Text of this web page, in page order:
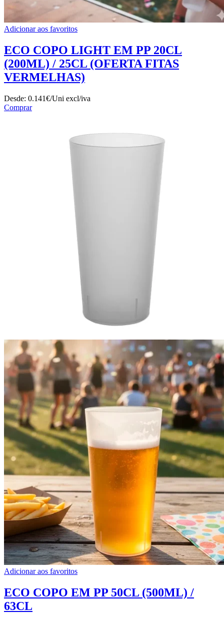
Adicionar aos favoritos
ECO COPO LIGHT EM PP 20CL
(200ML) / 25CL (OFERTA FITAS
VERMELHAS)
Desde: 0.141€/Uni excl/iva
Comprar
Adicionar aos favoritos
ECO COPO EM PP 50CL (500ML) /
63CL